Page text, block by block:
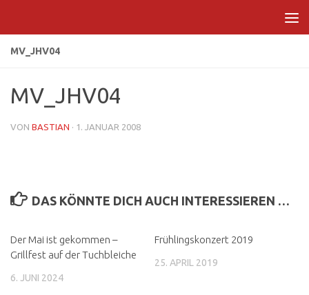
MV_JHV04
MV_JHV04
VON BASTIAN · 1. JANUAR 2008
DAS KÖNNTE DICH AUCH INTERESSIEREN …
Der Mai ist gekommen –
Grillfest auf der Tuchbleiche
6. JUNI 2024
Frühlingskonzert 2019
25. APRIL 2019